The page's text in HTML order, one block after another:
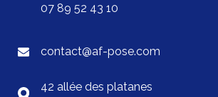
07 89 52 43 10
contact@af-pose.com
42 allée des platanes